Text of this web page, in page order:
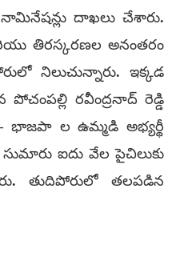
నామినేషన్లు దాఖలు చేశారు.
తిరస్కరణల అనంతరం
నిలుచున్నారు. ఇక్కడ
రవీంద్రనాద్ రెడ్డి
భాజపా ల ఉమ్మడి అభ్యర్థీ
ఐదు వేల పైచిలుకు
తుదిపోరులో తలపడిన